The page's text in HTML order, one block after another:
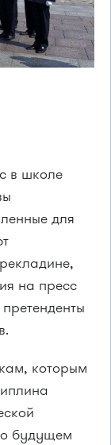
в школе
для
на пресс
которым
о будущем